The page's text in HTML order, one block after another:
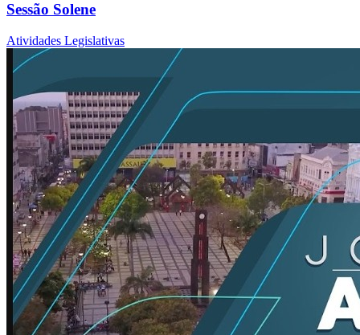
Sessão Solene
Atividades Legislativas